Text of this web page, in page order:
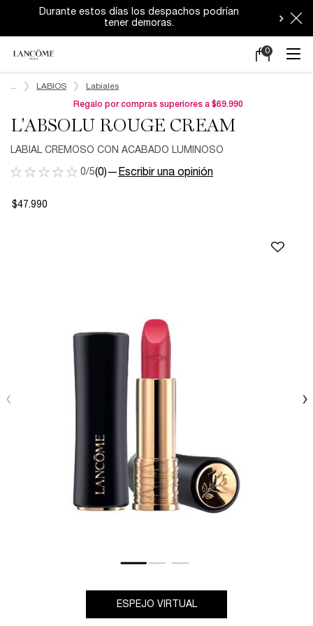
Durante estos días los despachos podrían
tener demoras.
Mi
0
0 producto
LABIOS Labiales
Regalo por compras superiores a $69.990
L'ABSOLU ROUGE CREAM
LABIAL CREMOSO CON ACABADO LUMINOSO
0/5(0)— Escribir una opinión
$47.990
ESPEJO VIRTUALL'ABSOLU ROUGE